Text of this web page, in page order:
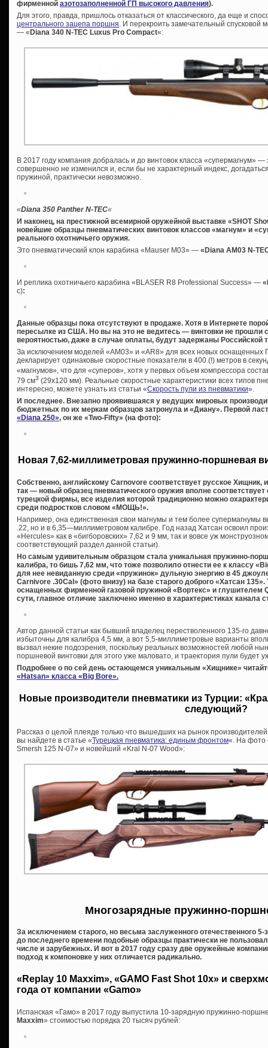
фирменной азотозаполненной ГП высокого давления).
Для этого, правда, пришлось отказаться от классического, да еще и
центрального зацепа поршня . И перекроить замечательный
— «Diana 340 N-TEC Luxus Pro Compact«:
В 2017 году компания добралась и до винтовок класса «супермагнум»
совершенно не изменился и, если бы не характерный индекс,
пружиной, практически невозможно.
«Diana 350 Panther N-TEC«
И наконец, на престижной всемирной оружейной выставке «SHOT
новейшие образцы пневматических винтовок классов «магнум» и
реального охотничьего оружия.
Это пневматический клон карабина «Mauser M03» — «Diana AM03 N-
И реплика охотничьего карабина «BLASER R8 Professional Success» —
с):
Данные образцы пока отсутствуют в продаже. Хотя в Интернете
пересылке из США. Но вы на это не ведитесь — винтовки не прошли
вероятностью, даже в случае оплаты, будут задержаны Российской
За исключением моделей «AM03» и «AR8» для всех новых оснащенных
декларирует одинаковые скоростные показатели в 400 (!) метров в
«магнумов», что для «суперов», хотя у первых объем компрессора
79 см3 (29х120 мм). Реальные скоростные характеристики всех типов
интересно, можете узнать из статьи «Скорость пули из пневматики».
И последнее. Внезапно проявившаяся у ведущих мировых
бюджетных по их меркам образцов затронула и «Диану». Первой
«Diana 250», он же «Two-Fifty» (на фото):
Новая 7,62-миллиметровая пружинно-поршневая
Собственно, английскому Carnovore соответствует русское
так — новый образец пневматического оружия вполне
турецкой фирмы, все изделия которой традиционно можно
среди подростков словом «МОЩЬ!».
Например, она единственная свои магнумы и тем более супермагнумы
.22, но и в 6,35—миллиметровом калибре. Год назад Хатсан освоил
«Hercules» как в «бигборовских» 7,62 и 9 мм, так и вовсе уж
соответствующий раздел данной статьи).
Но самым удивительным образцом стала уникальная пружинно-
калибра, то бишь 7,62 мм, что тоже позволило отнести ее к классу
для нее невиданную среди «пружинок» дульную энергию в 45
Carnivore .30Cal» (фото внизу) на базе старого доброго «Хатсан
оснащенных фирменной газовой пружиной «Вортекс» и глушителем
сути, главное отличие заключено именно в характеристиках канала
Автор данной статьи как бывший владелец перестволенного 135-го
избыточны для калибра 4,5 мм, а вот 5,5-миллиметровые варианты
вызвал некие подозрения, поскольку реальных возможностей любой
поршневой винтовки для этого уже маловато, и траектория пули будет
Подробнее о по сей день остающемся уникальным «Хищнике»
«Hatsan» класса «Big Bore».
Новые производители пневматики из Турции:
следующий?
Рассказ о целой плеяде только что вышедших на рынок
вы найдете в статье «Турецкая пневматика: единым фронтом«. На фото
Smersh 125 N-07» и новейший «Kral N-07 Wood»:
Многозарядные пружинно-
За исключением старого, но весьма заслуженного отечественного
до последнего времени подобные образцы практически не
числе и зарубежных. И вот в 2017 году сразу две оружейные
подход к компоновке у них отличается радикально.
«Replay 10 Maxxim», «GAMO Fast Shot 10x» и
года от компании «Gamo»
Испанская «Гамо» в 2017 году выпустила 10-зарядную пружинно-
Maxxim» стоимостью порядка 20 тысяч рублей: